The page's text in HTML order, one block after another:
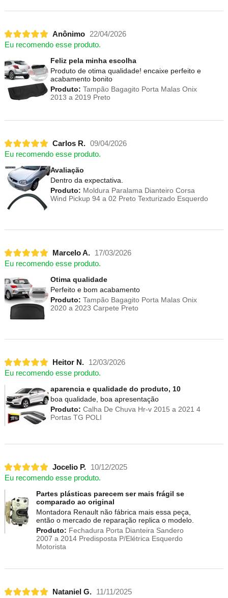
Anônimo
22/04/2026
Eu recomendo esse produto.
Feliz pela minha escolha
Produto de otima qualidade! encaixe perfeito e
acabamento bonito
Produto: Tampão Bagagito Porta Malas Onix
2013 a 2019 Preto
Carlos R. 09/04/2026
Eu recomendo esse produto.
Avaliação
Dentro da expectativa.
Produto: Moldura Paralama Dianteiro Corsa
Wind Pickup 94 a 02 Preto Texturizado Esquerdo
Marcelo A.
17/03/2026
Eu recomendo esse produto.
Otima qualidade
Perfeito e bom acabamento
Produto: Tampão Bagagito Porta Malas Onix
2020 a 2023 Carpete Preto
Heitor N.
12/03/2026
Eu recomendo esse produto.
aparencia e qualidade do produto, 10
boa qualidade, boa apresentação
Produto: Calha De Chuva Hr-v 2015 a 2021 4
Portas TG POLI
Jocelio P.
10/12/2025
Eu recomendo esse produto.
Partes plásticas parecem ser mais frágil se
comparado ao original
Montadora Renault não fábrica mais essa peça,
então o mercado de reparação replica o modelo.
Produto: Fechadura Porta Dianteira Sandero
2007 a 2014 Predisposta P/Elétrica Esquerdo
Motorista
Nataniel G.
11/11/2025